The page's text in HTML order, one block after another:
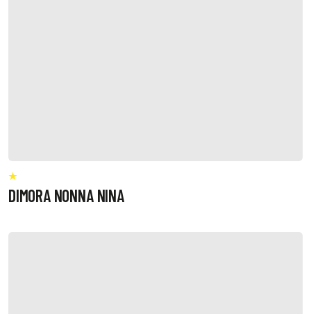
DIMORA NONNA NINA